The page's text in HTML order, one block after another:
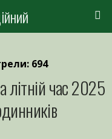
694
літній час 2025